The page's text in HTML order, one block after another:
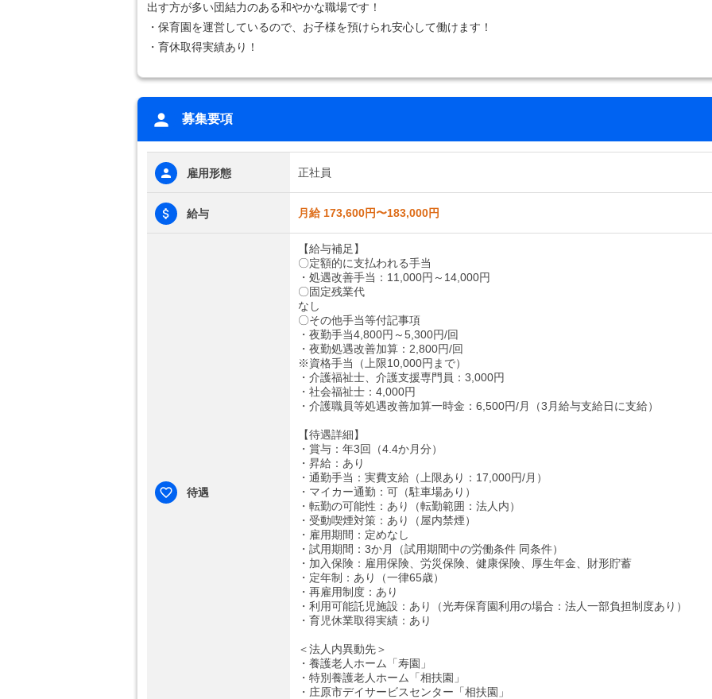
出す方が多い団結力のある和やかな職場です！
・保育園を運営しているので、お子様を預けられ安心して働けます！
・育休取得実績あり！
募集要項
雇用形態 正社員
給与 月給 173,600円〜183,000円
待遇
【給与補足】
〇定額的に支払われる手当
・処遇改善手当：11,000円～14,000円
〇固定残業代
なし
〇その他手当等付記事項
・夜勤手当4,800円～5,300円/回
・夜勤処遇改善加算：2,800円/回
※資格手当（上限10,000円まで）
・介護福祉士、介護支援専門員：3,000円
・社会福祉士：4,000円
・介護職員等処遇改善加算一時金：6,500円/月（3月給与支給日に支給）
【待遇詳細】
・賞与：年3回（4.4か月分）
・昇給：あり
・通勤手当：実費支給（上限あり：17,000円/月）
・マイカー通勤：可（駐車場あり）
・転勤の可能性：あり（転勤範囲：法人内）
・受動喫煙対策：あり（屋内禁煙）
・雇用期間：定めなし
・試用期間：3か月（試用期間中の労働条件 同条件）
・加入保険：雇用保険、労災保険、健康保険、厚生年金、財形貯蓄
・定年制：あり（一律65歳）
・再雇用制度：あり
・利用可能託児施設：あり（光寿保育園利用の場合：法人一部負担制度あり）
・育児休業取得実績：あり
＜法人内異動先＞
・養護老人ホーム「寿園」
・特別養護老人ホーム「相扶園」
・庄原市デイサービスセンター「相扶園」